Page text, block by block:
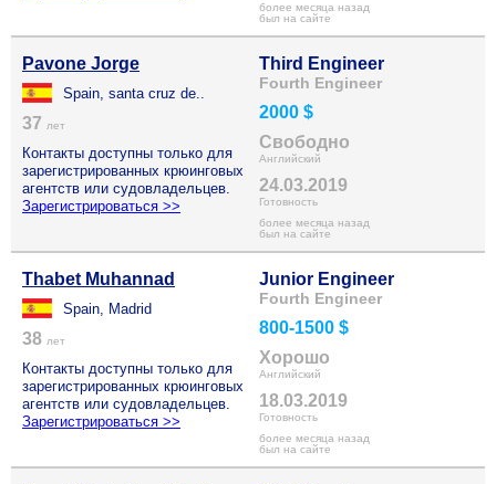
более месяца назад
был на сайте
Pavone Jorge
Spain, santa cruz de..
37 лет
Контакты доступны только для
зарегистрированных крюинговых
агентств или судовладельцев.
Зарегистрироваться >>
Third Engineer
Fourth Engineer
2000 $
Свободно
Английский
24.03.2019
Готовность
более месяца назад
был на сайте
Thabet Muhannad
Spain, Madrid
38 лет
Контакты доступны только для
зарегистрированных крюинговых
агентств или судовладельцев.
Зарегистрироваться >>
Junior Engineer
Fourth Engineer
800-1500 $
Хорошо
Английский
18.03.2019
Готовность
более месяца назад
был на сайте